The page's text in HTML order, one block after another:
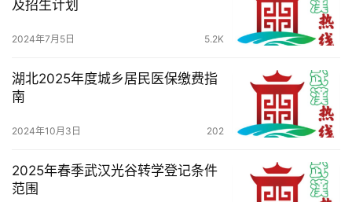
科
观
关
于
及招生计划
2024年7月5日 5.2K
湖北2025年度城乡居民医保缴费指
南
2024年10月3日 202
2025年春季武汉光谷转学登记条件
范围